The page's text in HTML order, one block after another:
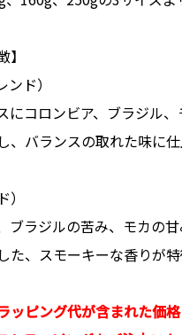
ド）
にコロンビア、ブラジル
、バランスの取れた味に
ブラジルの苦み、モカの
た、スモーキーな香りが
ッピング代が含まれた価